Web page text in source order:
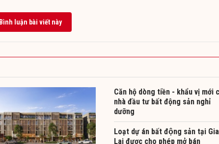
Bình luận bài viết này
Căn hộ dòng tiền - khẩu vị mới
nhà đầu tư bất động sản nghỉ
dưỡng
Loạt dự án bất động sản tại Gia
Lai được cho phép mở bán